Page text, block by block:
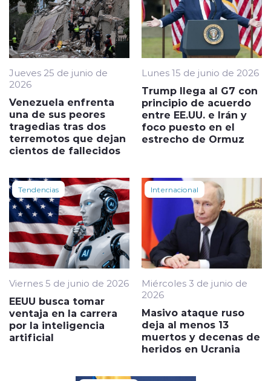
Jueves 25 de junio de
2026
Venezuela enfrenta
una de sus peores
tragedias tras dos
terremotos que dejan
cientos de fallecidos
Lunes 15 de junio de 2026
Trump llega al G7 con
principio de acuerdo
entre EE.UU. e Irán y
foco puesto en el
estrecho de Ormuz
Tendencias
Viernes 5 de junio de 2026
EEUU busca tomar
ventaja en la carrera
por la inteligencia
artificial
Internacional
Miércoles 3 de junio de
2026
Masivo ataque ruso
deja al menos 13
muertos y decenas de
heridos en Ucrania